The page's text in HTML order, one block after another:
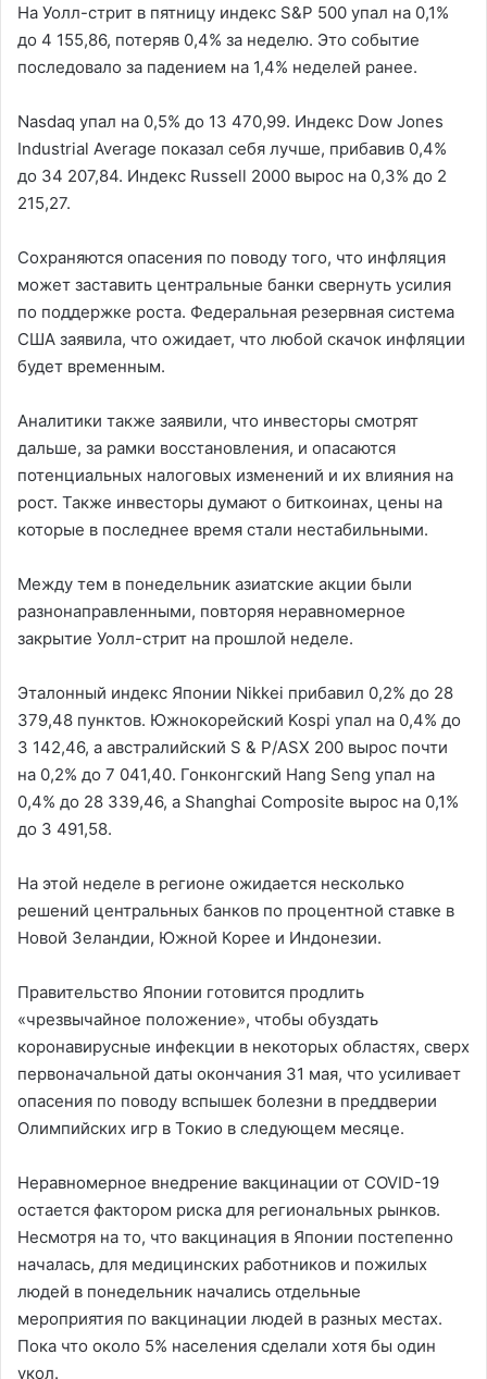
На Уолл-стрит в пятницу индекс S&P 500 упал на 0,1%
до 4 155,86, потеряв 0,4% за неделю. Это событие
последовало за падением на 1,4% неделей ранее.
Nasdaq упал на 0,5% до 13 470,99. Индекс Dow Jones
Industrial Average показал себя лучше, прибавив 0,4%
до 34 207,84. Индекс Russell 2000 вырос на 0,3% до 2
215,27.
Сохраняются опасения по поводу того, что инфляция
может заставить центральные банки свернуть усилия
по поддержке роста. Федеральная резервная система
США заявила, что ожидает, что любой скачок инфляции
будет временным.
Аналитики также заявили, что инвесторы смотрят
дальше, за рамки восстановления, и опасаются
потенциальных налоговых изменений и их влияния на
рост. Также инвесторы думают о биткоинах, цены на
которые в последнее время стали нестабильными.
Между тем в понедельник азиатские акции были
разнонаправленными, повторяя неравномерное
закрытие Уолл-стрит на прошлой неделе.
Эталонный индекс Японии Nikkei прибавил 0,2% до 28
379,48 пунктов. Южнокорейский Kospi упал на 0,4% до
3 142,46, а австралийский S & P/ASX 200 вырос почти
на 0,2% до 7 041,40. Гонконгский Hang Seng упал на
0,4% до 28 339,46, а Shanghai Composite вырос на 0,1%
до 3 491,58.
На этой неделе в регионе ожидается несколько
решений центральных банков по процентной ставке в
Новой Зеландии, Южной Корее и Индонезии.
Правительство Японии готовится продлить
«чрезвычайное положение», чтобы обуздать
коронавирусные инфекции в некоторых областях, сверх
первоначальной даты окончания 31 мая, что усиливает
опасения по поводу вспышек болезни в преддверии
Олимпийских игр в Токио в следующем месяце.
Неравномерное внедрение вакцинации от COVID-19
остается фактором риска для региональных рынков.
Несмотря на то, что вакцинация в Японии постепенно
началась, для медицинских работников и пожилых
людей в понедельник начались отдельные
мероприятия по вакцинации людей в разных местах.
Пока что около 5% населения сделали хотя бы один
укол.